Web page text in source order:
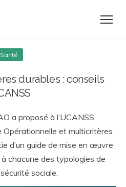
Santé
durables : conseils
a proposé à l’UCANSS
Opérationnelle et multicritères
d’un guide de mise en œuvre
chacune des typologies de
sociale.